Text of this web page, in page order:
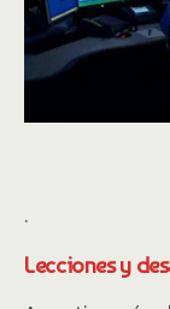
.
Lecciones y